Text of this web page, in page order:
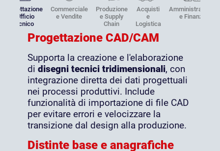
Progettazione
e Ufficio
Tecnico
Commerciale
e Vendite
Produzione
e Supply
Chain
Acquisti
e
Logistica
Amministrazione
e Finanza
Progettazione CAD/CAM
Supporta la creazione e l'elaborazione
di disegni tecnici tridimensionali, con
integrazione diretta dei dati progettuali
nei processi produttivi. Include
funzionalità di importazione di file CAD
per evitare errori e velocizzare la
transizione dal design alla produzione.
Distinte base e anagrafiche